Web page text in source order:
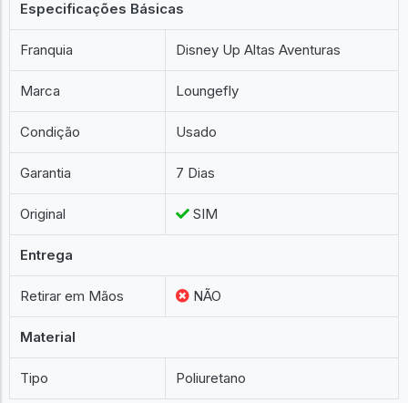
Especificações Básicas
Franquia Disney Up Altas Aventuras
Marca Loungefly
Condição Usado
Garantia 7 Dias
Original SIM
Entrega
Retirar em Mãos NÃO
Material
Tipo Poliuretano